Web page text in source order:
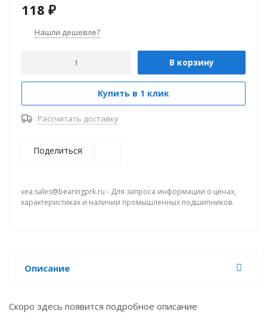
118 ₽
Нашли дешевле?
В корзину
Купить в 1 клик
Рассчитать доставку
Поделиться
vea.sales@bearingprk.ru - Для запроса информации о ценах,
характеристиках и наличии промышленных подшипников.
Описание
Скоро здесь появится подробное описание